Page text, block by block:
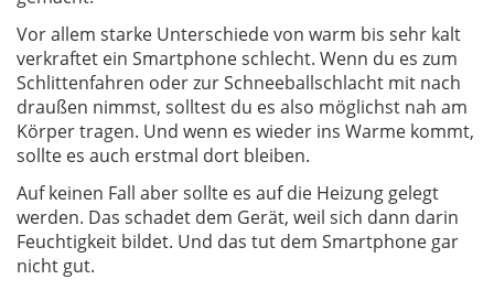
Vor allem starke Unterschiede von warm bis sehr kalt
verkraftet ein Smartphone schlecht. Wenn du es zum
Schlittenfahren oder zur Schneeballschlacht mit nach
draußen nimmst, solltest du es also möglichst nah am
Körper tragen. Und wenn es wieder ins Warme kommt,
sollte es auch erstmal dort bleiben.
Auf keinen Fall aber sollte es auf die Heizung gelegt
werden. Das schadet dem Gerät, weil sich dann darin
Feuchtigkeit bildet. Und das tut dem Smartphone gar
nicht gut.